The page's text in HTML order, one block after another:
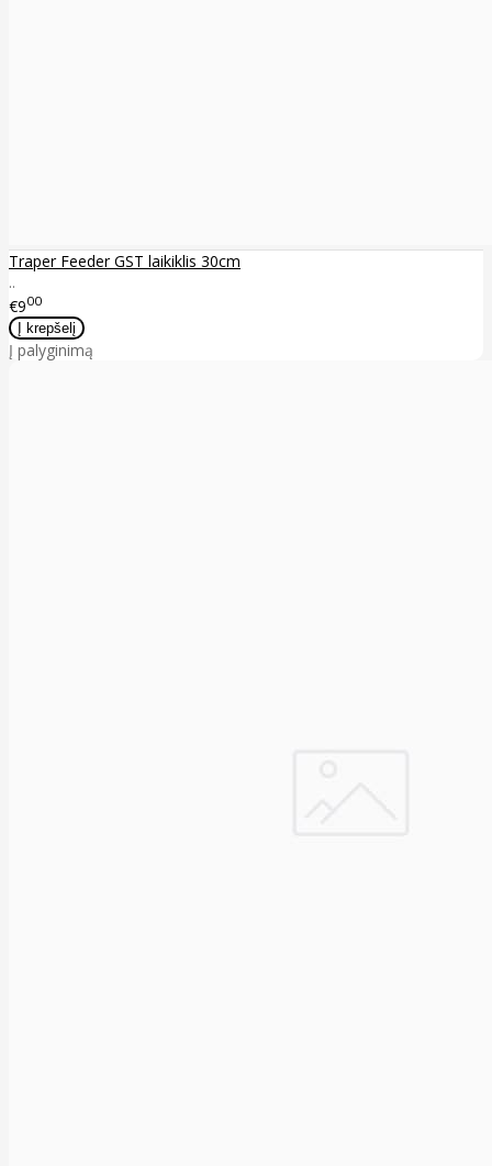
Traper Feeder GST laikiklis 30cm
..
€900
Į palyginimą